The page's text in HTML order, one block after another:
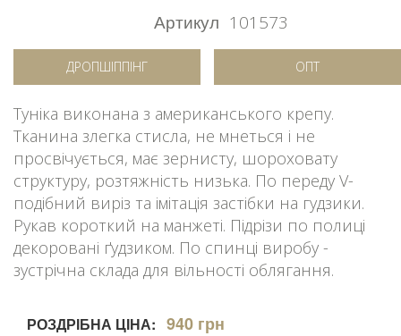
Артикул 101573
ДРОПШІППІНГ ОПТ
Туніка виконана з американського крепу.
Тканина злегка стисла, не мнеться і не
просвічується, має зернисту, шороховату
структуру, розтяжність низька. По переду V-
подібний виріз та імітація застібки на гудзики.
Рукав короткий на манжеті. Підрізи по полиці
декоровані ґудзиком. По спинці виробу -
зустрічна склада для вільності облягання.
РОЗДРІБНА ЦІНА: 940 грн